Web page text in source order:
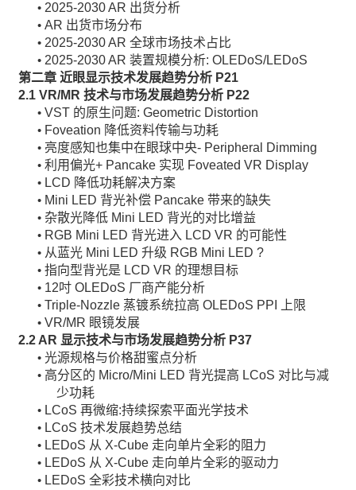
• 2025-2030 AR 出货分析
• AR 出货市场分布
• 2025-2030 AR 全球市场技术占比
• 2025-2030 AR 装置规模分析: OLEDoS/LEDoS
第二章 近眼显示技术发展趋势分析 P21
2.1 VR/MR 技术与市场发展趋势分析 P22
• VST 的原生问题: Geometric Distortion
• Foveation 降低资料传输与功耗
• 亮度感知也集中在眼球中央- Peripheral Dimming
• 利用偏光+ Pancake 实现 Foveated VR Display
• LCD 降低功耗解决方案
• Mini LED 背光补偿 Pancake 带来的缺失
• 杂散光降低 Mini LED 背光的对比增益
• RGB Mini LED 背光进入 LCD VR 的可能性
• 从蓝光 Mini LED 升级 RGB Mini LED ?
• 指向型背光是 LCD VR 的理想目标
• 12吋 OLEDoS 厂商产能分析
• Triple-Nozzle 蒸镀系统拉高 OLEDoS PPI 上限
• VR/MR 眼镜发展
2.2 AR 显示技术与市场发展趋势分析 P37
• 光源规格与价格甜蜜点分析
• 高分区的 Micro/Mini LED 背光提高 LCoS 对比与减
少功耗
• LCoS 再微缩:持续探索平面光学技术
• LCoS 技术发展趋势总结
• LEDoS 从 X-Cube 走向单片全彩的阻力
• LEDoS 从 X-Cube 走向单片全彩的驱动力
• LEDoS 全彩技术横向对比